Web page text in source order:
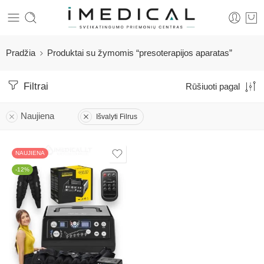
Pradžia Produktai su žymomis “presoterapijos aparatas”
Filtrai Rūšiuoti pagal
Naujiena Išvalyti Filrus
NAUJIENA
-12%